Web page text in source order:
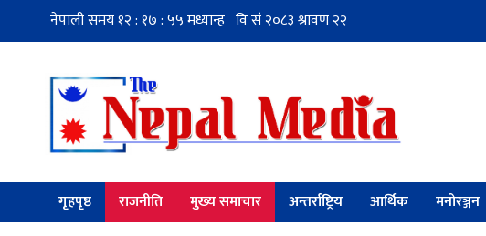
गृहपृष्ठ राजनीति मुख्य समाचार अन्तर्राष्ट्रिय आर्थिक मनोरञ्जन